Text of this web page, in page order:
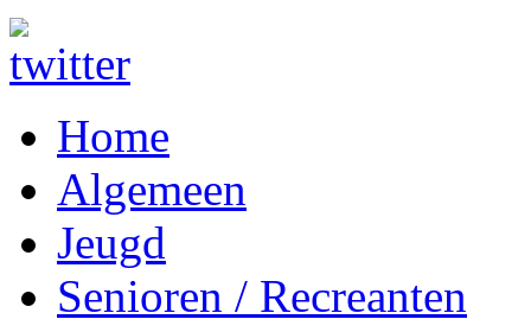
Home
Algemeen
Jeugd
Senioren / Recreanten